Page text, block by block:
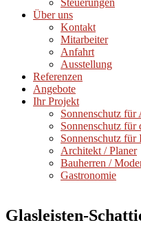
Steuerungen
Über uns
Kontakt
Mitarbeiter
Anfahrt
Ausstellung
Referenzen
Angebote
Ihr Projekt
Sonnenschutz für
Sonnenschutz für
Sonnenschutz für
Architekt / Planer
Bauherren /
Gastronomie
Glasleisten-